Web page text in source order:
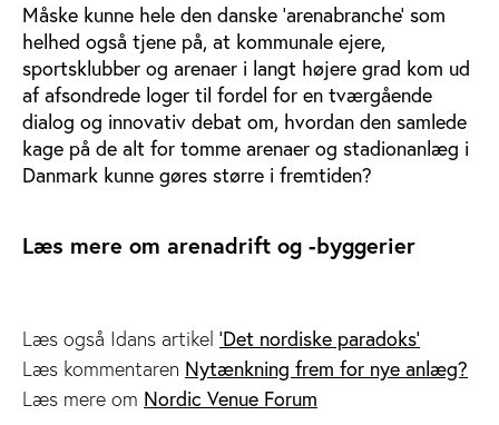
Måske kunne hele den danske ’arenabranche’ som
helhed også tjene på, at kommunale ejere,
sportsklubber og arenaer i langt højere grad kom ud
af afsondrede loger til fordel for en tværgående
dialog og innovativ debat om, hvordan den samlede
kage på de alt for tomme arenaer og stadionanlæg i
Danmark kunne gøres større i fremtiden?
Læs mere om arenadrift og -byggerier
Læs også Idans artikel 'Det nordiske paradoks'
Læs kommentaren Nytænkning frem for nye anlæg?
Læs mere om Nordic Venue Forum